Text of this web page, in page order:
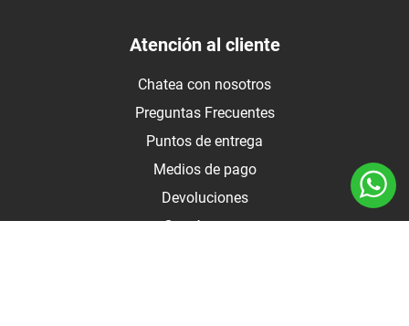
Atención al cliente
Chatea con nosotros
Preguntas Frecuentes
Puntos de entrega
Medios de pago
Devoluciones
Contáctanos